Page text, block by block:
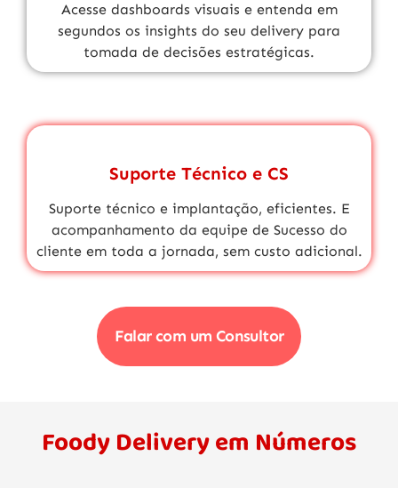
Acesse dashboards visuais e entenda em
segundos os insights do seu delivery para
tomada de decisões estratégicas.
Suporte Técnico e CS
Suporte técnico e implantação, eficientes. E
acompanhamento da equipe de Sucesso do
cliente em toda a jornada, sem custo adicional.
Falar com um Consultor
Foody Delivery em Números